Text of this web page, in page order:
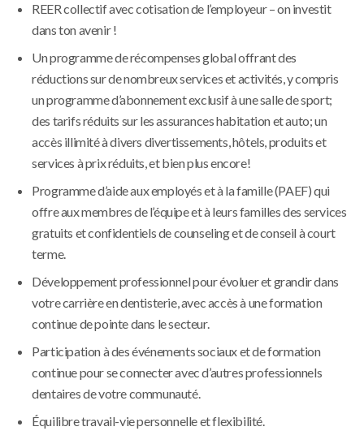
REER collectif avec cotisation de l’employeur – on investit
dans ton avenir !
Un programme de récompenses global offrant des
réductions sur de nombreux services et activités, y compris
un programme d’abonnement exclusif à une salle de sport;
des tarifs réduits sur les assurances habitation et auto; un
accès illimité à divers divertissements, hôtels, produits et
services à prix réduits, et bien plus encore!
Programme d’aide aux employés et à la famille (PAEF) qui
offre aux membres de l’équipe et à leurs familles des services
gratuits et confidentiels de counseling et de conseil à court
terme.
Développement professionnel pour évoluer et grandir dans
votre carrière en dentisterie, avec accès à une formation
continue de pointe dans le secteur.
Participation à des événements sociaux et de formation
continue pour se connecter avec d’autres professionnels
dentaires de votre communauté.
Équilibre travail-vie personnelle et flexibilité.